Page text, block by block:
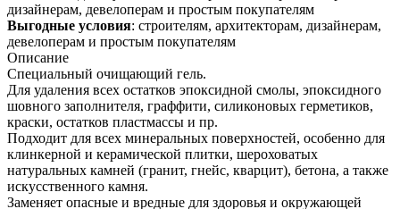
Выгодные условия: строителям, архитекторам, дизайнерам,
девелоперам и простым покупателям
Описание
Специальный очищающий гель.
Для удаления всех остатков эпоксидной смолы, эпоксидного
шовного заполнителя, граффити, силиконовых герметиков,
краски, остатков пластмассы и пр.
Подходит для всех минеральных поверхностей, особенно для
клинкерной и керамической плитки, шероховатых
натуральных камней (гранит, гнейс, кварцит), бетона, а также
искусственного камня.
Заменяет опасные и вредные для здоровья и окружающей